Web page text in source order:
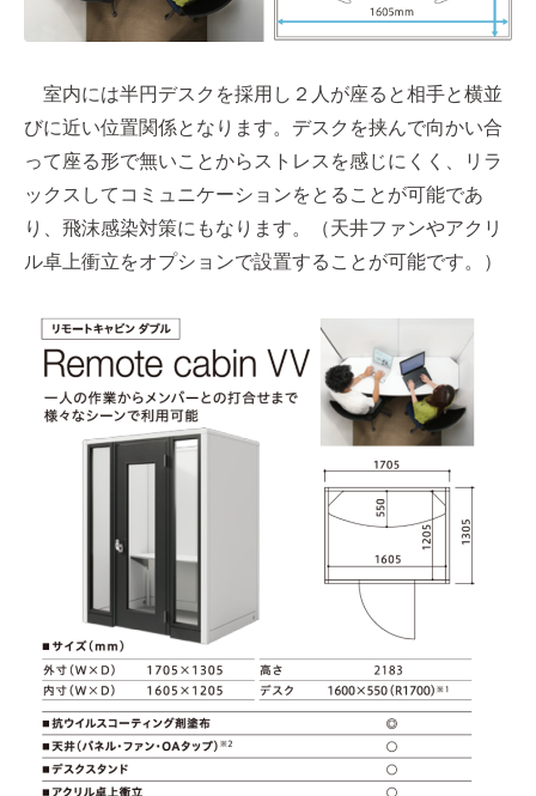
室内には半円デスクを採用し２人が座ると相手と横並
びに近い位置関係となります。デスクを挟んで向かい合
って座る形で無いことからストレスを感じにくく、リラ
ックスしてコミュニケーションをとることが可能であ
り、飛沫感染対策にもなります。（天井ファンやアクリ
ル卓上衝立をオプションで設置することが可能です。）